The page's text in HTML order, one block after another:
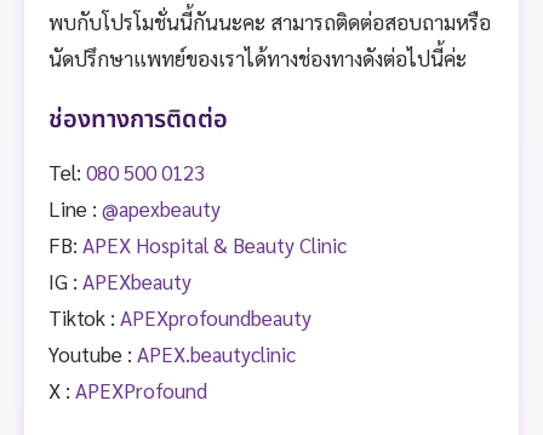
พบกับโปรโมชั่นนี้กันนะคะ สามารถติดต่อสอบถามหรือ
นัดปรึกษาแพทย์ของเราได้ทางช่องทางดังต่อไปนี้ค่ะ
ช่องทางการติดต่อ
Tel: 080 500 0123
Line : @apexbeauty
FB: APEX Hospital & Beauty Clinic
IG : APEXbeauty
Tiktok : APEXprofoundbeauty
Youtube : APEX.beautyclinic
X : APEXProfound